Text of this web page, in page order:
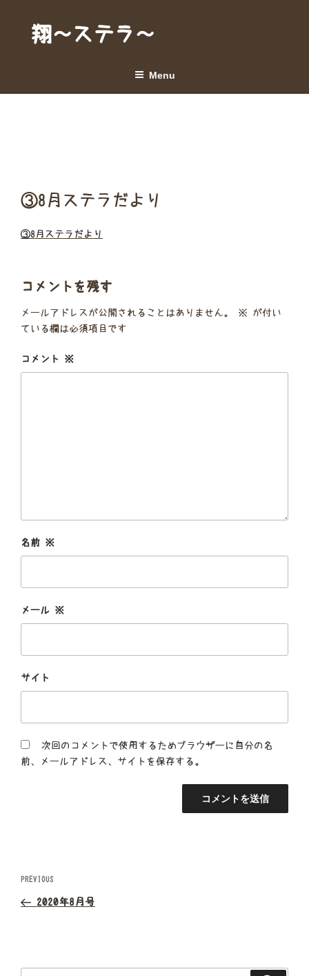
content翔～ステラ～
Menu
③8月ステラだより
③8月ステラだより
コメントを残す
メールアドレスが公開されることはありません。 ※ が付い
ている欄は必須項目です
コメント ※
名前 ※
メール ※
サイト
次回のコメントで使用するためブラウザーに自分の名
前、メールアドレス、サイトを保存する。
投
稿
ビ
Previous
Post
PREVIOUS
2020年8月号